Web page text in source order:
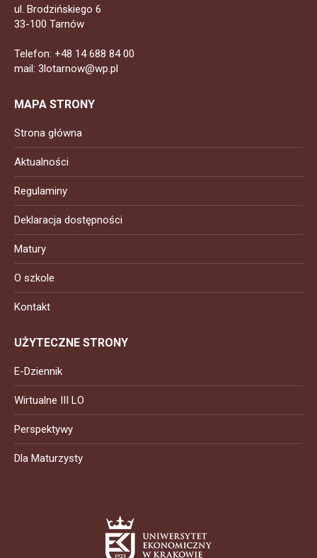
ul. Brodzińskiego 6
33-100 Tarnów
Telefon: +48 14 688 84 00
mail: 3lotarnow@wp.pl
MAPA STRONY
Strona główna
Aktualności
Regulaminy
Deklaracja dostępności
Matury
O szkole
Kontakt
UŻYTECZNE STRONY
E-Dziennik
Wirtualne III LO
Perspektywy
Dla Maturzysty